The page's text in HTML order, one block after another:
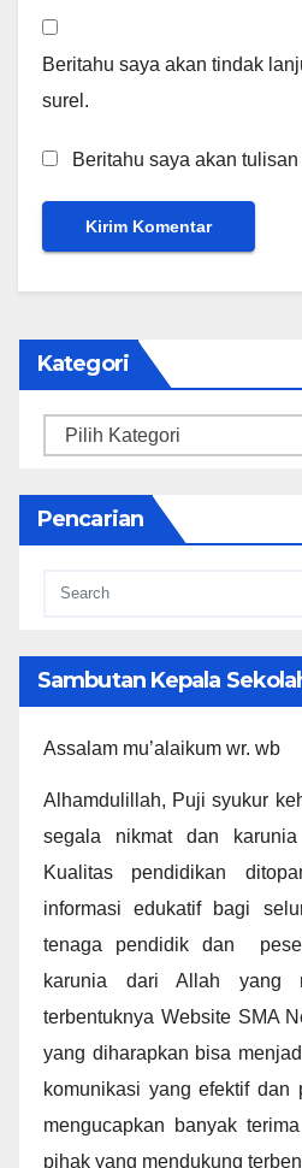
Beritahu saya akan tindak
surel.
Beritahu saya akan
Kategori
Kategori
Pencarian
Sambutan Kepala
Assalam mu’alaikum wr. wb
Alhamdulillah, Puji syukur
segala nikmat dan
Kualitas pendidikan
informasi edukatif bagi
tenaga pendidik dan
karunia dari Allah yang
terbentuknya Website SMA
yang diharapkan bisa
komunikasi yang efektif dan
mengucapkan banyak
pihak yang mendukung